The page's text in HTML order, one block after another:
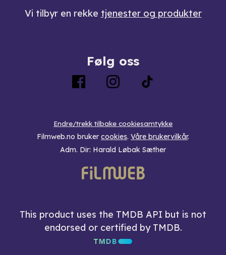
Vi tilbyr en rekke tjenester og produkter
Følg oss
Endre/trekk tilbake cookiesamtykke
Filmweb.no bruker cookies. Våre brukervilkår.
Adm. Dir: Harald Løbak Sæther
This product uses the TMDB API but is not
endorsed or certified by TMDB.